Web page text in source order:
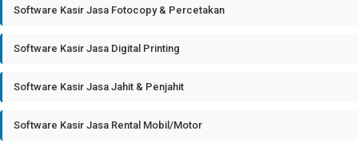
Software Kasir Jasa Fotocopy & Percetakan
Software Kasir Jasa Digital Printing
Software Kasir Jasa Jahit & Penjahit
Software Kasir Jasa Rental Mobil/Motor